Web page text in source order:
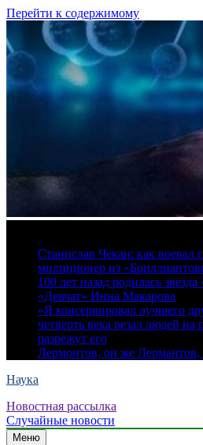
Перейти к содержимому
Станислав Чекан: как воевал
милиционер из
100 лет назад родилась
«Девчат» Инна Макарова
«Я консервировал лучшего
четверть века резал людей на
разрежут его
Лермонтов, он же Лермантов,
Наука
Новостная рассылка
Случайные новости
Меню